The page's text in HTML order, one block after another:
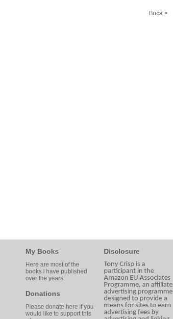
Boca >
My Books
Here are most of the
books I have published
over the years
Donations
Please donate here if you
would like to support this
Disclosure
Tony Crisp is a
participant in the
Amazon EU Associates
Programme, an affiliate
advertising programme
designed to provide a
means for sites to earn
advertising fees by